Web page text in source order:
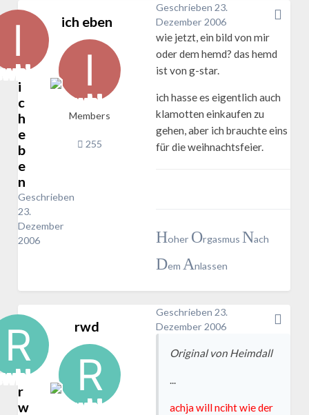
i
c
h
e
b
e
n
Geschrieben
23.
Dezember
2006
ich eben
Members
255
Geschrieben23.
Dezember 2006
wie jetzt, ein bild von mir
oder dem hemd? das hemd
ist von g-star.
ich hasse es eigentlich auch
klamotten einkaufen zu
gehen, aber ich brauchte eins
für die weihnachtsfeier.
Hoher Orgasmus Nach
Dem Anlassen
r
w
rwd
Geschrieben23.
Dezember 2006
Original von Heimdall
...
achja will nciht wie der